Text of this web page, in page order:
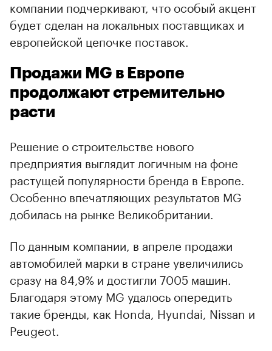
компании подчеркивают, что особый акцент
будет сделан на локальных поставщиках и
европейской цепочке поставок.
Продажи MG в Европе
продолжают стремительно
расти
Решение о строительстве нового
предприятия выглядит логичным на фоне
растущей популярности бренда в Европе.
Особенно впечатляющих результатов MG
добилась на рынке Великобритании.
По данным компании, в апреле продажи
автомобилей марки в стране увеличились
сразу на 84,9% и достигли 7005 машин.
Благодаря этому MG удалось опередить
такие бренды, как Honda, Hyundai, Nissan и
Peugeot.